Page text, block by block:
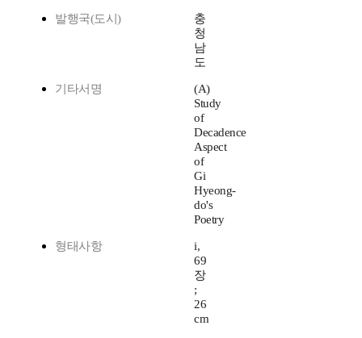
발행국(도시)
충
청
남
도
기타서명
(A)
Study
of
Decadence
Aspect
of
Gi
Hyeong-
do's
Poetry
형태사항
i,
69
장
;
26
cm